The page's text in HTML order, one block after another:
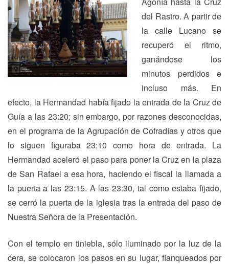
del Rastro. A partir de
la calle Lucano se
recuperó el ritmo,
ganándose los
minutos perdidos e
incluso más. En
efecto, la Hermandad había fijado la entrada de la Cruz de
Guía a las 23:20; sin embargo, por razones desconocidas,
en el programa de la Agrupación de Cofradías y otros que
lo siguen figuraba 23:10 como hora de entrada. La
Hermandad aceleró el paso para poner la Cruz en la plaza
de San Rafael a esa hora, haciendo el fiscal la llamada a
la puerta a las 23:15. A las 23:30, tal como estaba fijado,
se cerró la puerta de la iglesia tras la entrada del paso de
Nuestra Señora de la Presentación.
Con el templo en tiniebla, sólo iluminado por la luz de la
cera, se colocaron los pasos en su lugar, flanqueados por